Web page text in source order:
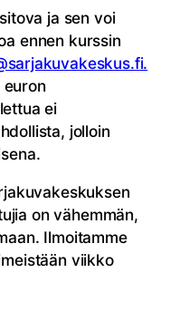
ja sen voi
ennen kurssin
euron
ei
jolloin
on vähemmän,
Ilmoitamme
viikko